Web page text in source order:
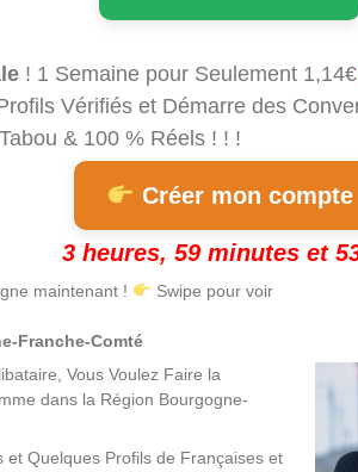
! 1 Semaine pour Seulement 1,14€
Vérifiés et Démarre des
& 100 % Réels ! ! !
Créer mon compte
3 heures, 59 minutes et
maintenant ! Swipe pour voir
Franche-Comté
Vous Voulez Faire la
dans la Région Bourgogne-
et Quelques Profils de Françaises et